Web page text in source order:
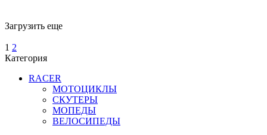
Загрузить еще
1 2
Категория
RACER
МОТОЦИКЛЫ
СКУТЕРЫ
МОПЕДЫ
ВЕЛОСИПЕДЫ